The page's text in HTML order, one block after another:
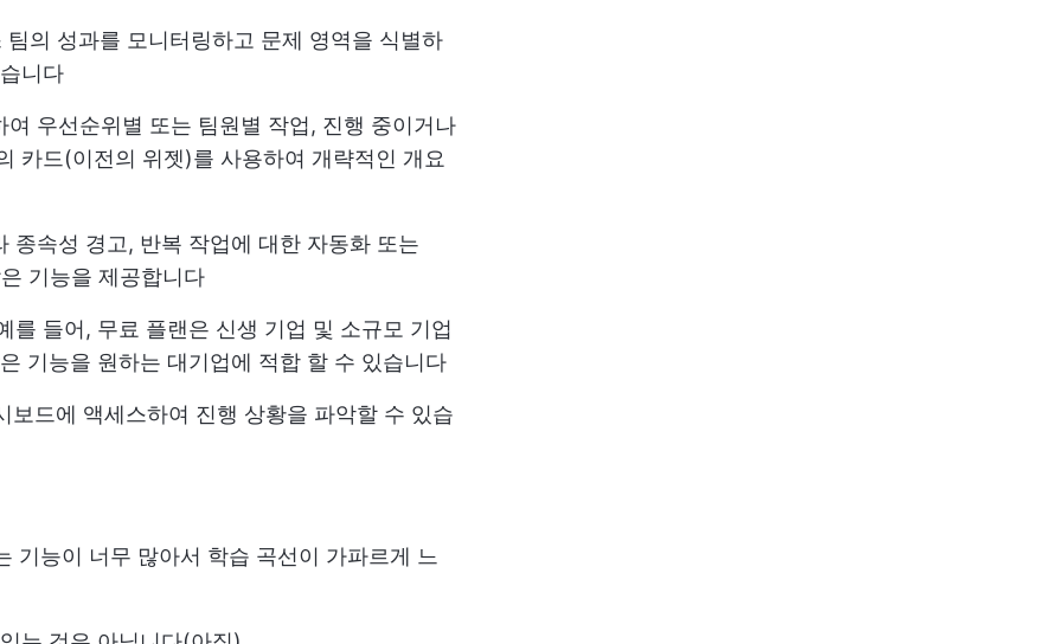
의 성과를 모니터링하고 문제 영역을 식별하
니다
우선순위별 또는 팀원별 작업, 진행 중이거나
카드(이전의 위젯)를 사용하여 개략적인 개요
종속성 경고, 반복 작업에 대한 자동화 또는
기능을 제공합니다
를 들어, 무료 플랜은 신생 기업 및 소규모 기업
기능을 원하는 대기업에 적합 할 수 있습니다
드에 액세스하여 진행 상황을 파악할 수 있습
기능이 너무 많아서 학습 곡선이 가파르게 느